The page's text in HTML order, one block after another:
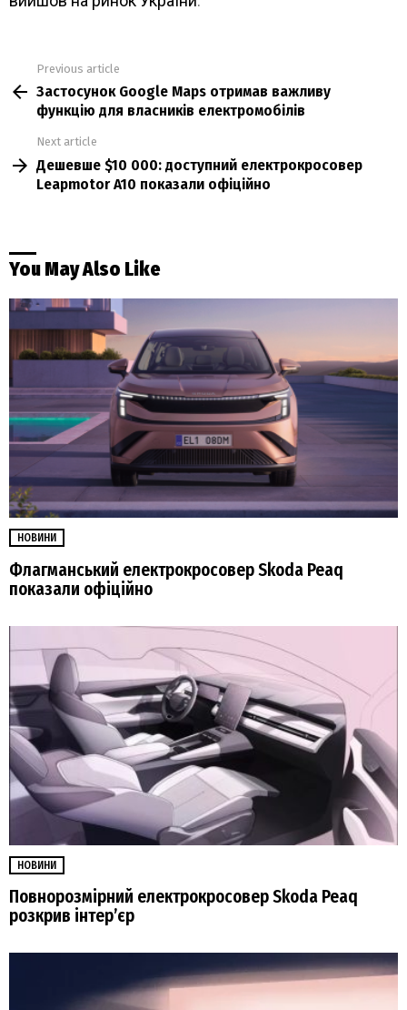
more
Previous article
Застосунок Google Maps отримав важливу
функцію для власників електромобілів
Next article
Дешевше $10 000: доступний електрокросовер
Leapmotor A10 показали офіційно
You May Also Like
НОВИНИ
Флагманський електрокросовер Skoda Peaq
показали офіційно
НОВИНИ
Повнорозмірний електрокросовер Skoda Peaq
розкрив інтер’єр